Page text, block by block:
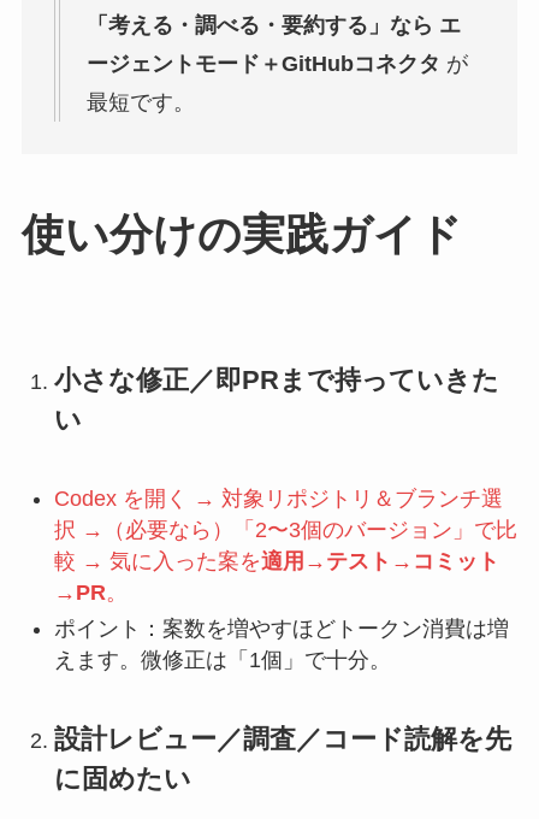
「考える・調べる・要約する」なら エ
ージェントモード＋GitHubコネクタ が
最短です。
使い分けの実践ガイド
小さな修正／即PRまで持っていきた
い
Codex を開く → 対象リポジトリ＆ブランチ選
択 →（必要なら）「2〜3個のバージョン」で比
較 → 気に入った案を適用→テスト→コミット
→PR。
ポイント：案数を増やすほどトークン消費は増
えます。微修正は「1個」で十分。
設計レビュー／調査／コード読解を先
に固めたい